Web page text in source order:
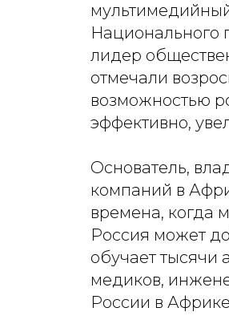
Национального
лидер
отмечали
возможностью
эффективно,
Основатель,
компаний в
времена, когда
Россия может
обучает тысячи
медиков,
России в